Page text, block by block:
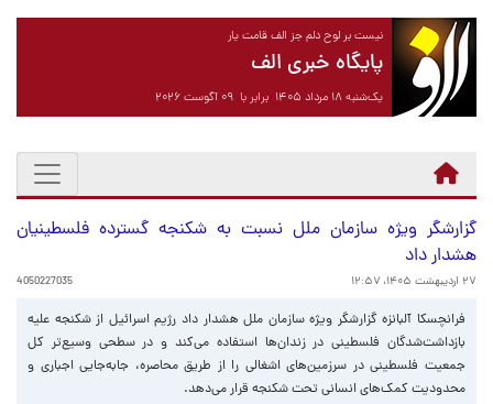
نیست بر لوح دلم جز الف قامت یار
پایگاه خبری الف
یک‌شنبه ۱۸ مرداد ۱۴۰۵ برابر با ۰۹ آگوست ۲۰۲۶
گزارشگر ویژه سازمان ملل نسبت به شکنجه گسترده فلسطینیان
هشدار داد
۲۷ اردیبهشت ۱۴۰۵، ۱۲:۵۷ 4050227035
فرانچسکا آلبانزه گزارشگر ویژه سازمان ملل هشدار داد رژیم اسرائیل از شکنجه علیه
بازداشت‌شدگان فلسطینی در زندان‌ها استفاده می‌کند و در سطحی وسیع‌تر کل
جمعیت فلسطینی در سرزمین‌های اشغالی را از طریق محاصره، جابه‌جایی اجباری و
محدودیت کمک‌های انسانی تحت شکنجه قرار می‌دهد.